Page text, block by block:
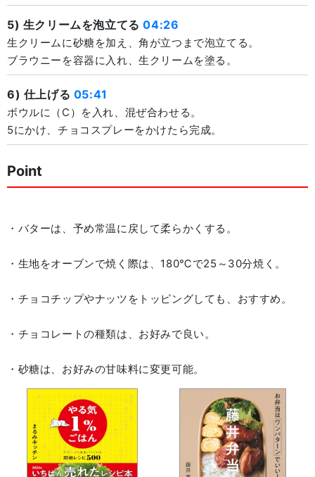
5) 生クリームを泡立てる04:26
生クリームに砂糖を加え、角が立つまで泡立てる。
ブラウニーを容器に入れ、生クリームを塗る。
6) 仕上げる 05:41
ボウルに（C）を入れ、混ぜ合わせる。
5にかけ、チョコスプレーをかけたら完成。
Point
・バターは、予め常温に戻して柔らかくする。
・生地をオーブンで焼く際は、180℃で25～30分焼く。
・チョコチップやナッツをトッピングしても、おすすめ。
・チョコレートの種類は、お好みで良い。